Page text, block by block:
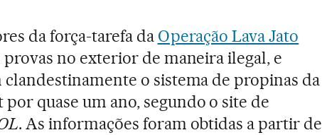
da força-tarefa da Operação Lava Jato
no exterior de maneira ilegal, e
clandestinamente o sistema de propinas da
por quase um ano, segundo o site de
. As informações foram obtidas a partir de